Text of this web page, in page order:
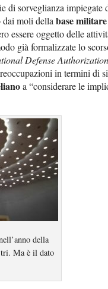
di sorveglianza impiegate
dai moli della base militare
essere oggetto delle
già formalizzate lo
Defense
in termini di
a “considerare le
della
Ma è il dato